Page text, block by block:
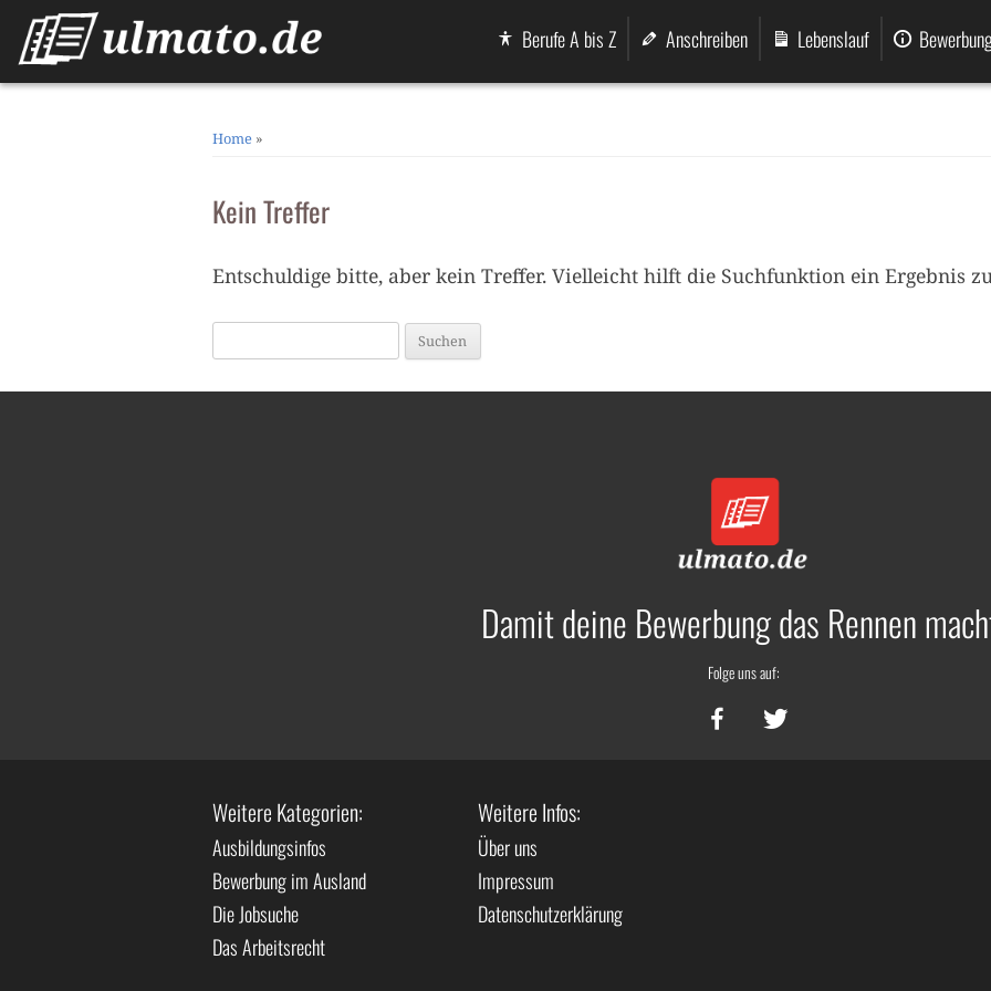
content
Berufe A bis Z Anschreiben Lebenslauf
Home »
Kein Treffer
Entschuldige bitte, aber kein Treffer. Vielleicht hilft die Suchfunktion ein Ergebnis
Damit deine Bewerbung das Rennen
Folge uns auf:
Weitere Kategorien:
Ausbildungsinfos
Bewerbung im Ausland
Die Jobsuche
Das Arbeitsrecht
Weitere Infos:
Über uns
Impressum
Datenschutzerklärung